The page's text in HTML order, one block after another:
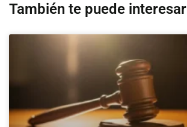
También te puede interesar